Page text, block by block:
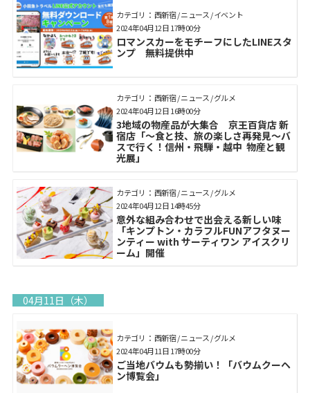
カテゴリ： 西新宿 / ニュース / イベント
ロマンスカーをモチーフにしたLINEスタ
ンプ 無料提供中
2024年04月12日 17時00分
カテゴリ： 西新宿 / ニュース / グルメ
3地域の物産品が大集合 京王百貨店 新
宿店「～食と技、旅の楽しさ再発見～バ
スで行く！信州・飛騨・越中 物産と観
光展」
2024年04月12日 16時00分
カテゴリ： 西新宿 / ニュース / グルメ
意外な組み合わせで出会える新しい味
「キンプトン・カラフルFUNアフタヌー
ンティー with サーティワン アイスクリ
ーム」開催
2024年04月12日 14時45分
04月11日（木）
カテゴリ： 西新宿 / ニュース / グルメ
ご当地バウムも勢揃い！「バウムクーヘ
ン博覧会」
2024年04月11日 17時00分